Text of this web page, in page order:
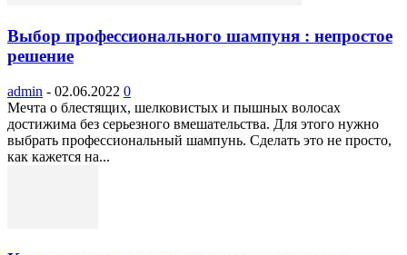
Выбор профессионального шампуня : непростое
решение
admin - 02.06.2022 0
Мечта о блестящих, шелковистых и пышных волосах
достижима без серьезного вмешательства. Для этого нужно
выбрать профессиональный шампунь. Сделать это не просто,
как кажется на...